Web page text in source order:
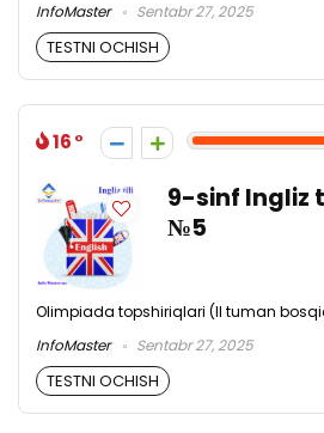
InfoMaster
Sentabr 27, 2025
TESTNI OCHISH
16
9-sinf Ingliz
№5
Olimpiada topshiriqlari (II tuman
InfoMaster
Sentabr 27, 2025
TESTNI OCHISH